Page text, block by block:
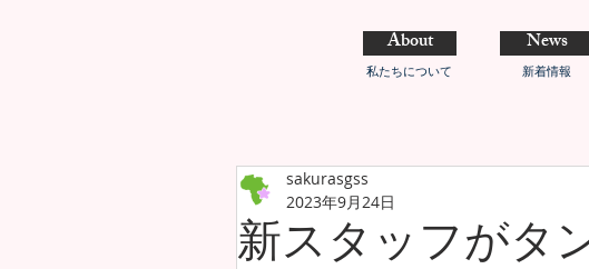
About
私たちについて
News
新着情報
新スタッフがタ
sakurasgss
2023年9月24日